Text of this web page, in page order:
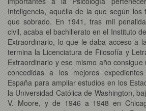
Inteligencia, aquélla de la que según los
que sobrado. En 1941, tras mil
civil, acaba el bachillerato en el Instituto
Extraordinario, lo que le daba acceso a
termina la Licenciatura de Filosofía y
Extraordinario y ese mismo año
concedidas a los mejores
España para ampliar estudios en los
la Universidad Católica de Washington,
V. Moore, y de 1946 a 1948 en